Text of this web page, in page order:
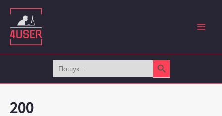
Перейти
вмісту
Search
for:
Search Button
200